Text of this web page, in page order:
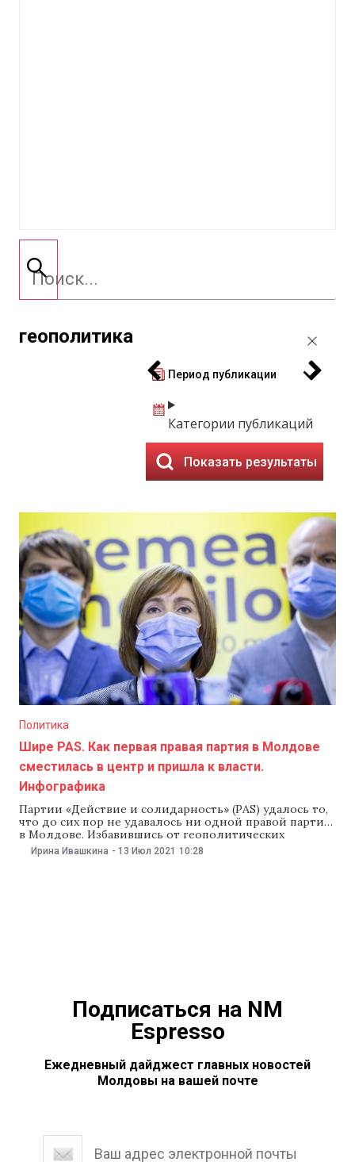
геополитика
Период публикации
Категории публикаций
Показать результаты
Политика
Шире PAS. Как первая правая партия в Молдове
сместилась в центр и пришла к власти.
Инфографика
Партии «Действие и солидарность» (PAS) удалось то,
что до сих пор не удавалось ни одной правой партии
в Молдове. Избавившись от геополитических
месседжей, предложив избирателям
объединительную повестку и сместившись к
Ирина Ивашкина - 13 Июл 2021 10:28
Подписаться на NM
Espresso
Ежедневный дайджест главных новостей
Молдовы на вашей почте